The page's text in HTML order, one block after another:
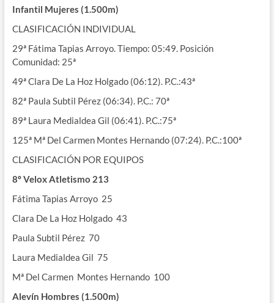
Infantil Mujeres (1.500m)
CLASIFICACIÓN INDIVIDUAL
29ª Fátima Tapias Arroyo. Tiempo: 05:49. Posición
Comunidad: 25ª
49ª Clara De La Hoz Holgado (06:12). P.C.:43ª
82ª Paula Subtil Pérez (06:34). P.C.: 70ª
89ª Laura Medialdea Gil (06:41). P.C.:75ª
125ª Mª Del Carmen Montes Hernando (07:24). P.C.:100ª
CLASIFICACIÓN POR EQUIPOS
8º Velox Atletismo 213
Fátima Tapias Arroyo 25
Clara De La Hoz Holgado 43
Paula Subtil Pérez 70
Laura Medialdea Gil 75
Mª Del Carmen Montes Hernando 100
Alevín Hombres (1.500m)